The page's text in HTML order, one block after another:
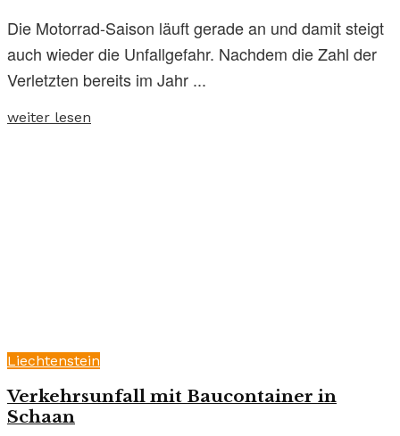
Die Motorrad-Saison läuft gerade an und damit steigt
auch wieder die Unfallgefahr. Nachdem die Zahl der
Verletzten bereits im Jahr ...
weiter lesen
Liechtenstein
Verkehrsunfall mit Baucontainer in
Schaan